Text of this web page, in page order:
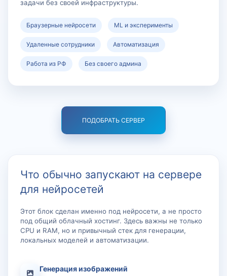
задачи без своей инфраструктуры.
Браузерные нейросети ML и эксперименты
Удаленные сотрудники Автоматизация
Работа из РФ Без своего админа
ПОДОБРАТЬ СЕРВЕР
Что обычно запускают на сервере
для нейросетей
Этот блок сделан именно под нейросети, а не просто
под общий облачный хостинг. Здесь важны не только
CPU и RAM, но и привычный стек для генерации,
локальных моделей и автоматизации.
Генерация изображений